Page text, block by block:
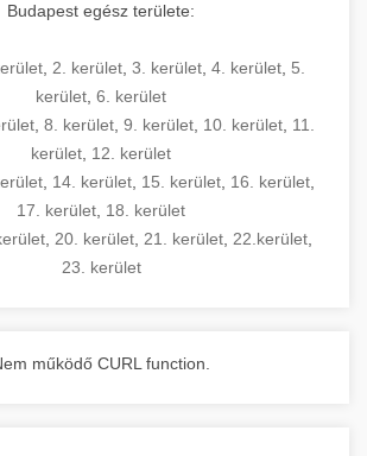
Budapest egész területe:
2. kerület 3. kerület 4. kerület 5.
kerület 6. kerület
, 8. kerület, 9. kerület, 10. kerület, 11.
kerület 12. kerület
14. kerület 15. kerület 16. kerület
17. kerület 18. kerület
20. kerület 21. kerület 22.kerület
23. kerület
működő CURL function.